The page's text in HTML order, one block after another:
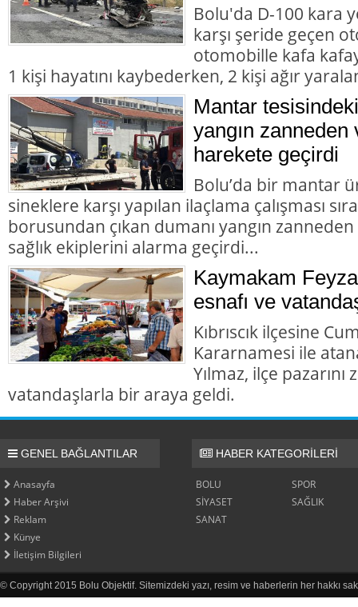
Bolu'da D-100 kara
karşı şeride geçen
otomobille kafa
1 kişi hayatını kaybederken, 2 kişi ağır
Mantar
yangın
harekete geçirdi
Bolu’da bir mantar
sineklere karşı yapılan ilaçlama çalışması
borusundan çıkan dumanı yangın
sağlık ekiplerini alarma geçirdi...
Kaymakam
esnafı ve
Kıbrıscık ilçesine
Kararnamesi ile
Yılmaz, ilçe
vatandaşlarla bir araya geldi.
GENEL BAĞLANTILAR
Anasayfa
Haber Arşivi
Reklam
Künye
İletişim Bilgileri
HABER KATEGORİLERİ
BOLU
SPOR
SİYASET
SAĞLIK
SANAT
© Copyright 2015 Bolu Objektif. Sitemizdeki yazı, resim ve haberlerin her hakkı